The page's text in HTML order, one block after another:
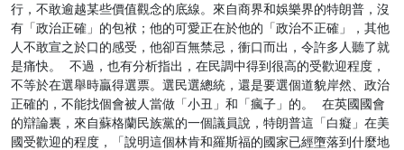
行，不敢逾越某些價值觀念的底線。來自商界和娛樂界的特朗普，沒
有「政治正確」的包袱；他的可愛正在於他的「政治不正確」，其他
人不敢宣之於口的感受，他卻百無禁忌，衝口而出，令許多人聽了就
是痛快。 不過，也有分析指出，在民調中得到很高的受歡迎程度，
不等於在選舉時贏得選票。選民選總統，還是要選個道貌岸然、政治
正確的，不能找個會被人當做「小丑」和「瘋子」的。 在英國國會
的辯論裏，來自蘇格蘭民族黨的一個議員說，特朗普這「白癡」在美
國受歡迎的程度，「說明這個林肯和羅斯福的國家已經墮落到什麼地